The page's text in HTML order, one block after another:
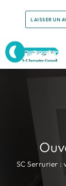
LAISSER UN
SC Serrurier